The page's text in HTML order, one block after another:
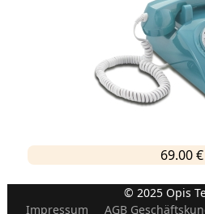
69.00 €
© 2025 Opis
Impressum
AGB